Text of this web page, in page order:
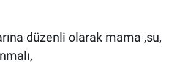
düzenli olarak mama ,su,